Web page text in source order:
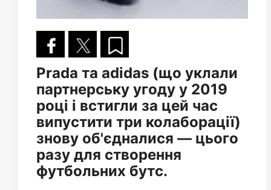
Prada та adidas (що уклали
партнерську угоду у 2019
році і встигли за цей час
випустити три колаборації)
знову об'єдналися — цього
разу для створення
футбольних бутс.